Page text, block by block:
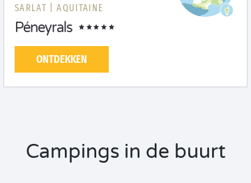
SARLAT | AQUITAINE
Péneyrals
ONTDEKKEN
Campings in de buurt